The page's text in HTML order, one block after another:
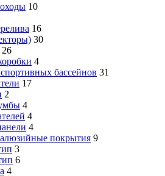
10
16
30
26
4
бассейнов 31
17
2
4
4
4
покрытия 9
3
6
4